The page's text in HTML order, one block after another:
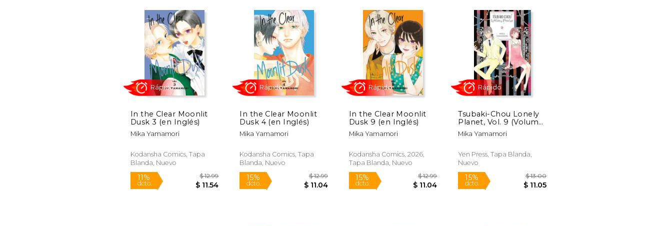
15%
dcto.
15%
dcto.
$ 12.99 15%
dcto.
$ 13.00
$ 11.05
15%
dcto.
In the Clear Moonlit
Dusk 3 (en Inglés)
Mika Yamamori
Kodansha Comics, Tapa
Blanda, Nuevo
In the Clear Moonlit
Dusk 4 (en Inglés)
Mika Yamamori
Kodansha Comics, Tapa
Blanda, Nuevo
In the Clear Moonlit
Dusk 9 (en Inglés)
Mika Yamamori
Kodansha Comics, 2026,
Tapa Blanda, Nuevo
Tsubaki-Chou Lonely
Planet, Vol. 9 (Volume
9) (Tsubaki-Chou
Lonely Planet, 9) (en
Mika Yamamori
Yen Press, Tapa Blanda,
Nuevo